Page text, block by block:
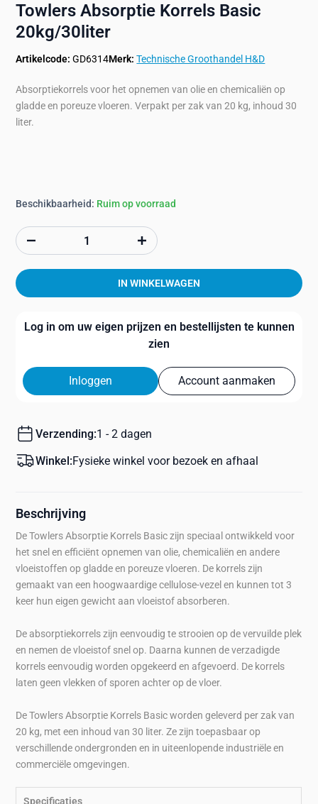
Towlers Absorptie Korrels Basic
20kg/30liter
Artikelcode: GD6314Merk: Technische Groothandel H&D
Absorptiekorrels voor het opnemen van olie en chemicaliën op
gladde en poreuze vloeren. Verpakt per zak van 20 kg, inhoud 30
liter.
Beschikbaarheid: Ruim op voorraad
IN WINKELWAGEN
Log in om uw eigen prijzen en bestellijsten te kunnen
zien
Inloggen Account aanmaken
Verzending:1 - 2 dagen
Winkel:Fysieke winkel voor bezoek en afhaal
Beschrijving
De Towlers Absorptie Korrels Basic zijn speciaal ontwikkeld voor
het snel en efficiënt opnemen van olie, chemicaliën en andere
vloeistoffen op gladde en poreuze vloeren. De korrels zijn
gemaakt van een hoogwaardige cellulose-vezel en kunnen tot 3
keer hun eigen gewicht aan vloeistof absorberen.
De absorptiekorrels zijn eenvoudig te strooien op de vervuilde plek
en nemen de vloeistof snel op. Daarna kunnen de verzadigde
korrels eenvoudig worden opgekeerd en afgevoerd. De korrels
laten geen vlekken of sporen achter op de vloer.
De Towlers Absorptie Korrels Basic worden geleverd per zak van
20 kg, met een inhoud van 30 liter. Ze zijn toepasbaar op
verschillende ondergronden en in uiteenlopende industriële en
commerciële omgevingen.
Specificaties